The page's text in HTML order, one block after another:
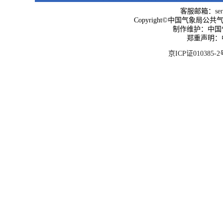
客服邮箱：
Copyright©中国气象局公共
制作维护：中
郑重声明
京ICP证010385-2